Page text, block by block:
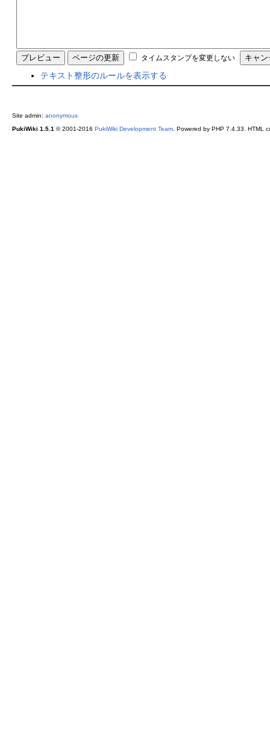
タイムスタンプを変更しない
テキスト整形のルールを表示する
Site admin: anonymous
PukiWiki 1.5.1 © 2001-2016 PukiWiki Development Team. Powered by PHP 7.4.33. HTML